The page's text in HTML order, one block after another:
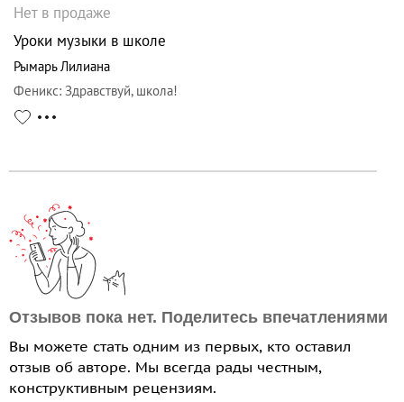
Нет в продаже
Уроки музыки в школе
Рымарь Лилиана
Феникс: Здравствуй, школа!
Отзывов пока нет. Поделитесь впечатлениями
Вы можете стать одним из первых, кто оставил
отзыв об авторе. Мы всегда рады честным,
конструктивным рецензиям.